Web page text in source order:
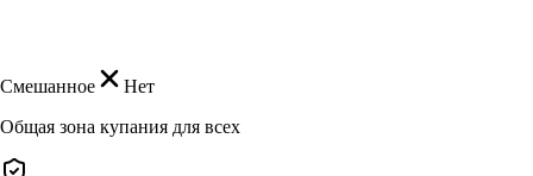
Смешанное
Нет
Общая зона купания для всех